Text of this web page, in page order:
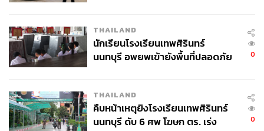
คาร์ดิโอกับสเตชันที่ตัวเองชอบ (ต่อให้ไม่มีที่ชอบก็ต้องทำ
อยู่ดี)
THAILAND
นักเรียนโรงเรียนเทพศิรินทร์
นนทบุรี อพยพเข้ายังพื้นที่ปลอดภัย
0
THAILAND
คืบหน้าเหตุยิงโรงเรียนเทพศิรินทร์
นนทบุรี ดับ 6 ศพ โฆษก ตร. เร่ง
0